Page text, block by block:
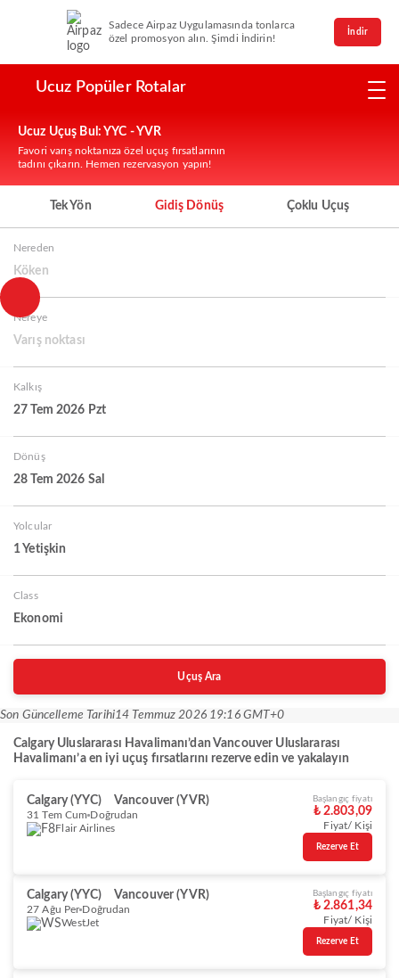
Sadece Airpaz Uygulamasında tonlarca
özel promosyon alın. Şimdi İndirin!
İndir
Ucuz Popüler Rotalar
Ucuz Uçuş Bul: YYC - YVR
Favori varış noktanıza özel uçuş fırsatlarının
tadını çıkarın. Hemen rezervasyon yapın!
Tek Yön Gidiş Dönüş Çoklu Uçuş
Nereden
Köken
Nereye
Varış noktası
Kalkış
27 Tem 2026 Pzt
Dönüş
28 Tem 2026 Sal
Yolcular
1 Yetişkin
Class
Ekonomi
Uçuş Ara
Son Güncelleme Tarihi14 Temmuz 2026 19:16 GMT+0
Calgary Uluslararası Havalimanı’dan Vancouver Uluslararası
Havalimanı’a en iyi uçuş fırsatlarını rezerve edin ve yakalayın
Calgary (YYC) Vancouver (YVR)
31 Tem Cum Doğrudan
Flair Airlines
Başlangıç fiyatı
₺ 2.803,09
Fiyat/ Kişi
Rezerve Et
Calgary (YYC) Vancouver (YVR)
27 Ağu Per Doğrudan
WestJet
Başlangıç fiyatı
₺ 2.861,34
Fiyat/ Kişi
Rezerve Et